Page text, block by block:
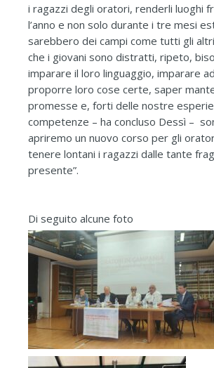
i ragazzi degli oratori, renderli luoghi
l’anno e non solo durante i tre mesi
sarebbero dei campi come tutti gli
che i giovani sono distratti, ripeto,
imparare il loro linguaggio, imparare
proporre loro cose certe, saper
promesse e, forti delle nostre
competenze – ha concluso Dessì –
apriremo un nuovo corso per gli
tenere lontani i ragazzi dalle tante
presente”.
Di seguito alcune foto